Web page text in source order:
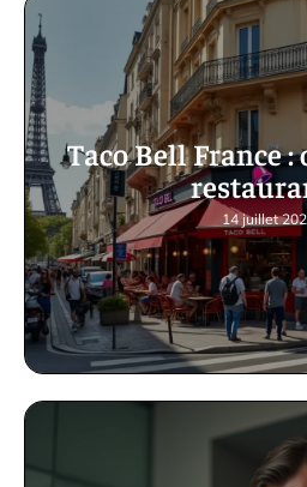
Taco Bell France
14 juillet